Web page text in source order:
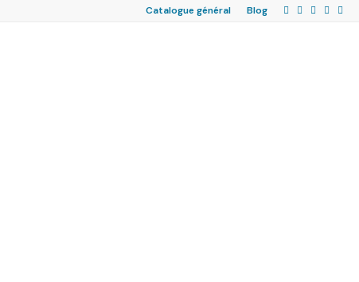
Catalogue général Blog